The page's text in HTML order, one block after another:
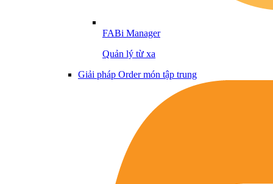
FABi Manager
Quản lý từ xa
Giải pháp Order món tập trung